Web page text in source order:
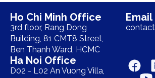
Ho Chi Minh Office
3rd floor, Rang Dong
Building, 81 CMT8 Street,
Ben Thanh Ward, HCMC
Ha Noi Office
D02 - L02 An Vuong Villa,
Email